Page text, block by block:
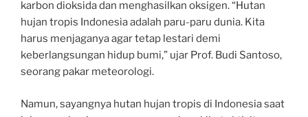
karbon dioksida dan menghasilkan oksigen. “Hutan
hujan tropis Indonesia adalah paru-paru dunia. Kita
harus menjaganya agar tetap lestari demi
keberlangsungan hidup bumi,” ujar Prof. Budi Santoso,
seorang pakar meteorologi.
Namun, sayangnya hutan hujan tropis di Indonesia saat